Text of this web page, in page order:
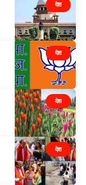
देश
देश
देश
देश